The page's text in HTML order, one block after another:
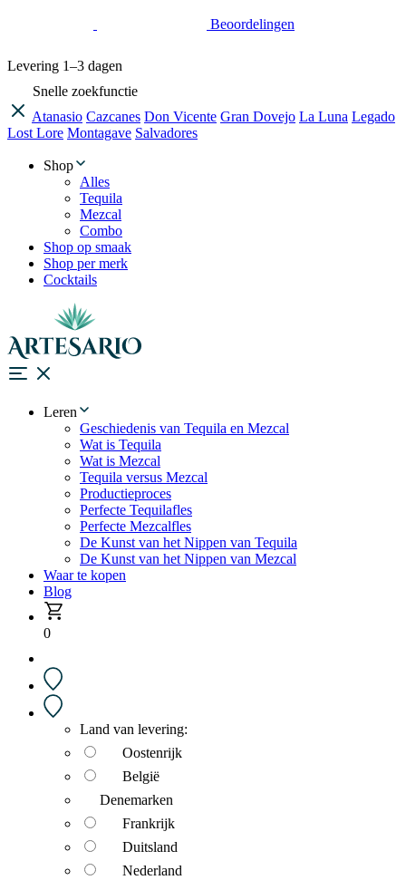
Beoordelingen
Levering 1–3 dagen
Snelle zoekfunctie
Atanasio Cazcanes Don Vicente Gran Dovejo La Luna Legado
Lost Lore Montagave Salvadores
Shop
Alles
Tequila
Mezcal
Combo
Shop op smaak
Shop per merk
Cocktails
Leren
Geschiedenis van Tequila en Mezcal
Wat is Tequila
Wat is Mezcal
Tequila versus Mezcal
Productieproces
Perfecte Tequilafles
Perfecte Mezcalfles
De Kunst van het Nippen van Tequila
De Kunst van het Nippen van Mezcal
Waar te kopen
Blog
0
Land van levering:
Oostenrijk
België
Denemarken
Frankrijk
Duitsland
Nederland